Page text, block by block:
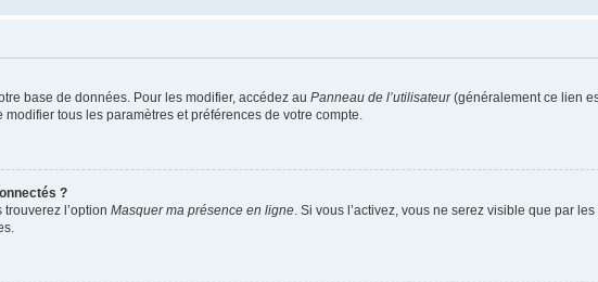
base de données. Pour les modifier, accédez au Panneau de l’utilisateur(généralement ce lien
tous les paramètres et préférences de votre compte.
?
l’option Masquer ma présence en ligne. Si vous l’activez, vous ne serez visible que par